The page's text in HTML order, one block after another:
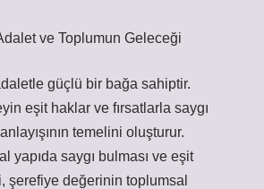
ve Toplumun Geleceği
güçlü bir bağa sahiptir.
eşit haklar ve fırsatlarla saygı
temelini oluşturur.
yapıda saygı bulması ve eşit
şerefiye değerinin toplumsal